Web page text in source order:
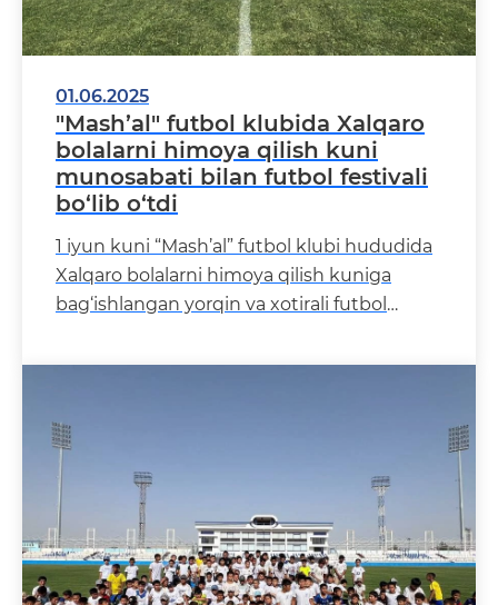
01.06.2025
"Mash’al" futbol klubida Xalqaro
bolalarni himoya qilish kuni
munosabati bilan futbol festivali
bo‘lib o‘tdi
1 iyun kuni “Mash’al” futbol klubi hududida
Xalqaro bolalarni himoya qilish kuniga
bag‘ishlangan yorqin va xotirali futbol